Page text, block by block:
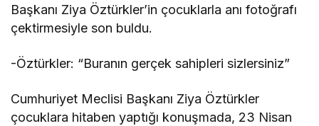
Başkanı Ziya Öztürkler’in çocuklarla anı fotoğrafı
çektirmesiyle son buldu.
-Öztürkler: “Buranın gerçek sahipleri sizlersiniz”
Cumhuriyet Meclisi Başkanı Ziya Öztürkler
çocuklara hitaben yaptığı konuşmada, 23 Nisan